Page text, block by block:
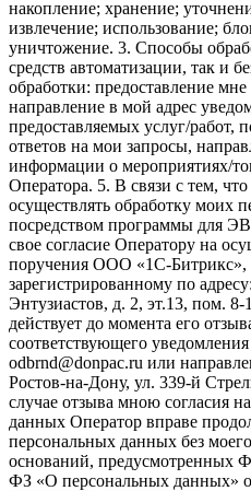
накопление; хранение;
извлечение; использование;
уничтожение. 3. Способы
средств автоматизации, так и
обработки: предоставление
направление в мой адрес
предоставляемых услуг/работ,
ответов на мои запросы,
информации о мероприятиях/
Оператора. 5. В связи с тем,
осуществлять обработку моих
посредством программы для
свое согласие Оператору на
поручения ООО «1С-
зарегистрированному по
Энтузиастов, д. 2, эт.13, пом. 8-
действует до момента его
соответствующего
odbrnd@donpac.ru или
Ростов-на-Дону, ул. 339-й
случае отзыва мною согласия
данных Оператор вправе
персональных данных без
оснований, предусмотренных
ФЗ «О персональных данных»